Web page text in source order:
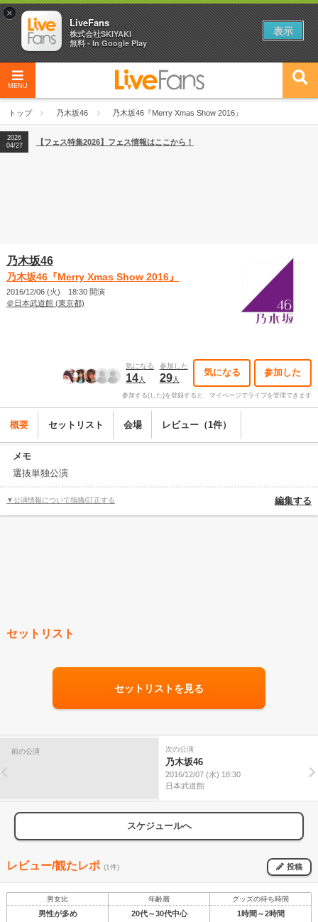
MENU
トップ 乃木坂46 乃木坂46『Merry Xmas Show 2016』
2026
04/27
2026
【ライブ動員ランキング】2026年上半期編発表！
2026
04/27
【フェス特集2026】フェス情報はここから！
乃木坂46
乃木坂46『Merry Xmas Show 2016』
2016/12/06 (火) 18:30 開演
＠日本武道館 (東京都)
気になる
14人
参加した
29人
気になる 参加した
参加する(した)を登録すると、マイページでライブを管理できます
概要 セットリスト 会場 レビュー（1件）
メモ
選抜単独公演
▼公演情報について指摘/訂正する 編集する
セットリスト
セットリストを見る
前の公演 次の公演
乃木坂46
2016/12/07 (水) 18:30
日本武道館
スケジュールへ
レビュー/観たレポ (1件) 投稿
男女比 年齢層 グッズの待ち時間
男性が多め 20代～30代中心 1時間～2時間
×
LiveFans
株式会社SKIYAKI
無料 - In Google Play
表示